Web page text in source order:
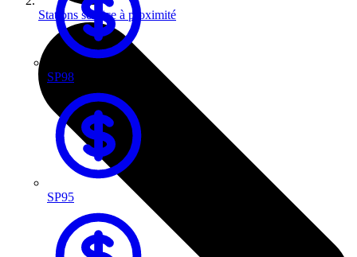
SP98
SP95
Stations service à proximité